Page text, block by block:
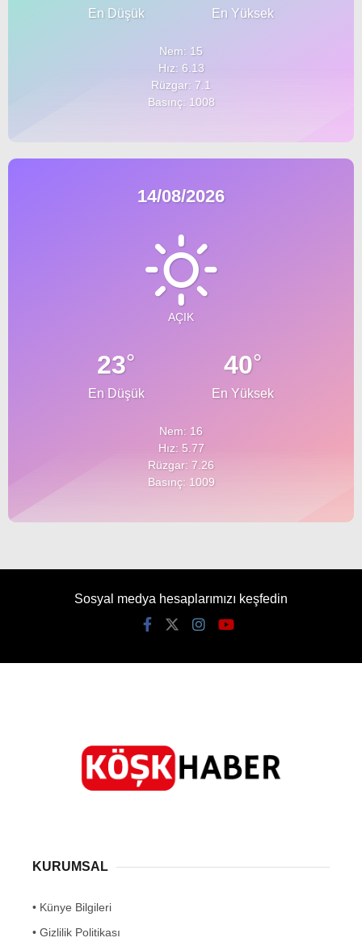
En Düşük En Yüksek
Nem: 15
Hız: 6.13
Rüzgar: 7.1
Basınç: 1008
14/08/2026
AÇIK
23°
En Düşük
40°
En Yüksek
Nem: 16
Hız: 5.77
Rüzgar: 7.26
Basınç: 1009
Sosyal medya hesaplarımızı keşfedin
KURUMSAL
• Künye Bilgileri
• Gizlilik Politikası